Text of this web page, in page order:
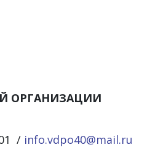
/ info.vdpo40@mail.ru